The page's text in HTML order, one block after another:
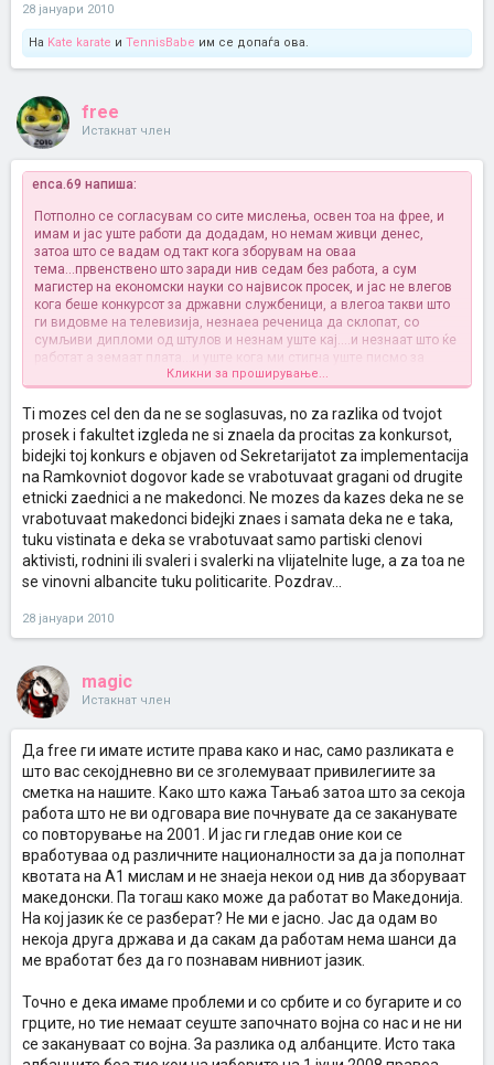
28 јануари 2010
На Kate karate и TennisBabe им се допаѓа ова.
free
Истакнат член
enca.69 напиша:
Потполно се согласувам со сите мислења, освен тоа на фрее, и
имам и јас уште работи да додадам, но немам живци денес,
затоа што се вадам од такт кога зборувам на оваа
тема...првенствено што заради нив седам без работа, а сум
магистер на економски науки со највисок просек, и јас не влегов
кога беше конкурсот за државни службеници, а влегоа такви што
ги видовме на телевизија, незнаеа реченица да склопат, со
сумљиви дипломи од штулов и незнам уште кај....и незнаат што ќе
работат а земаат плата...и уште кога ми стигна уште писмо за
примените...верувате или не ....од 150, 149 беа албанци....го чувам
писмото и сакам по телевизии да го објавам...АКО НАУМИЛЕ ДА
ПРИМАТ САМО АЛБАНЦИ ШТО МЕ МАЛТРЕТИРАА ДА ОДАМ; ИЛИ
ДА ПОПОЛНАМ САМО ПОТРЕБЕН БРОЈ
ИНТЕРВЈУИРАНИ....СРАМОТА... па кај е тука правдата и како се они
уствари дискриминирани.....се вадам од кожаааааааааааа
:twisted: ....а на темава пак ќе се вратам
Кликни за проширување...
Ti mozes cel den da ne se soglasuvas, no za razlika od tvojot
prosek i fakultet izgleda ne si znaela da procitas za konkursot,
bidejki toj konkurs e objaven od Sekretarijatot za implementacija
na Ramkovniot dogovor kade se vrabotuvaat gragani od drugite
etnicki zaednici a ne makedonci. Ne mozes da kazes deka ne se
vrabotuvaat makedonci bidejki znaes i samata deka ne e taka,
tuku vistinata e deka se vrabotuvaat samo partiski clenovi
aktivisti, rodnini ili svaleri i svalerki na vlijatelnite luge, a za toa ne
se vinovni albancite tuku politicarite. Pozdrav...
28 јануари 2010
magic
Истакнат член
Да free ги имате истите права како и нас, само разликата е
што вас секојдневно ви се зголемуваат привилегиите за
сметка на нашите. Како што кажа Тања6 затоа што за секоја
работа што не ви одговара вие почнувате да се заканувате
со повторување на 2001. И јас ги гледав оние кои се
вработуваа од различните националности за да ја пополнат
квотата на А1 мислам и не знаеја некои од нив да зборуваат
македонски. Па тогаш како може да работат во Македонија.
На кој јазик ќе се разберат? Не ми е јасно. Јас да одам во
некоја друга држава и да сакам да работам нема шанси да
ме вработат без да го познавам нивниот јазик.
Точно е дека имаме проблеми и со србите и со бугарите и со
грците, но тие немаат сеуште започнато војна со нас и не ни
се закануваат со војна. За разлика од албанците. Исто така